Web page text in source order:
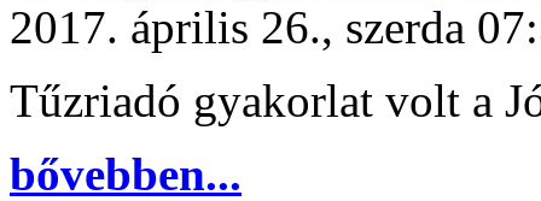
2017. április 26., szerda
Tűzriadó gyakorlat volt a
bővebben...